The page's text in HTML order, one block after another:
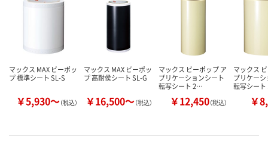
マックス MAX ビーポッ
プ 標準シート SL-S
￥5,930～（税込）
マックス MAX ビーポッ
プ 高耐侯シート SL-G
￥16,500～（税込）
マックス ビーポップ ア
プリケーションシート
転写シート 2…
￥12,450（税込）
マックス
プリケー
転写シー
￥